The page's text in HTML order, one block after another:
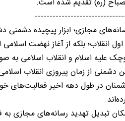
(ره) تقدیم شده است.
مجازی؛ ابزار پیچیده دشمنی
اول انقلاب؛ بلکه از آغاز نهضت
علیه اسلام و انقلاب اسلامی به
دشمنی از زمان پیروزی انقلاب
در طول دهه اخیر فعالیت‌های
تبدیل تهدید رسانه‌های مجازی